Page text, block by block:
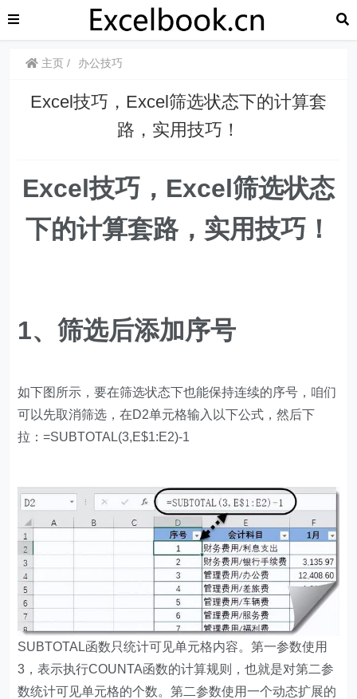
主页 办公技巧
​​Excel技巧，Excel筛选状态下的计算套
路，实用技巧！
​​Excel技巧，​​Excel筛选状态
下的计算套路，实用技巧！
1、筛选后添加序号
如下图所示，要在筛选状态下也能保持连续的序号，咱们
可以先取消筛选，在D2单元格输入以下公式，然后下
拉：=SUBTOTAL(3,E$1:E2)-1
SUBTOTAL函数只统计可见单元格内容。第一参数使用
3，表示执行COUNTA函数的计算规则，也就是对第二参
数统计可见单元格的个数。第二参数使用一个动态扩展的